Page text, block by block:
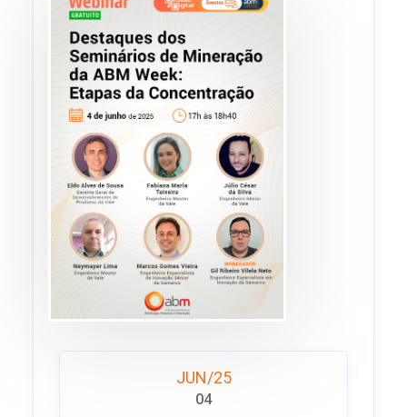
JUN/25
04